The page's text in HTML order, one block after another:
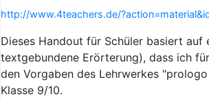
http://www.4teachers.de/
Dieses Handout für Schüler basiert
textgebundene Erörterung), dass ich
den Vorgaben des Lehrwerkes
Klasse 9/10.